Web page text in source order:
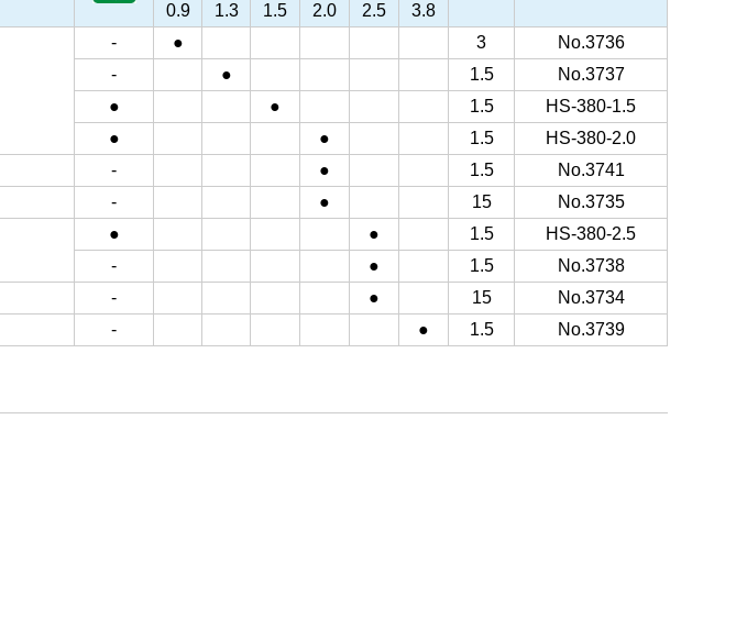
0.9
1.3 1.5 2.0 2.5 3.8
- ● 3
No.3736
-
● 1.5
No.3737
●
● 1.5
HS-380-1.5
●
● 1.5
HS-380-2.0
- ● 1.5
No.3741
- ● 15 No.3735
● ● 1.5
HS-380-2.5
-
● 1.5
No.3738
- ● 15
No.3734
- ● 1.5 No.3739